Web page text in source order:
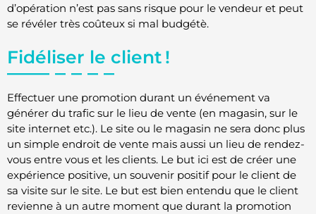
d’opération n’est pas sans risque pour le vendeur et peut
se révéler très coûteux si mal budgétè.
Fidéliser le client !
Effectuer une promotion durant un événement va
générer du trafic sur le lieu de vente (en magasin, sur le
site internet etc.). Le site ou le magasin ne sera donc plus
un simple endroit de vente mais aussi un lieu de rendez-
vous entre vous et les clients. Le but ici est de créer une
expérience positive, un souvenir positif pour le client de
sa visite sur le site. Le but est bien entendu que le client
revienne à un autre moment que durant la promotion